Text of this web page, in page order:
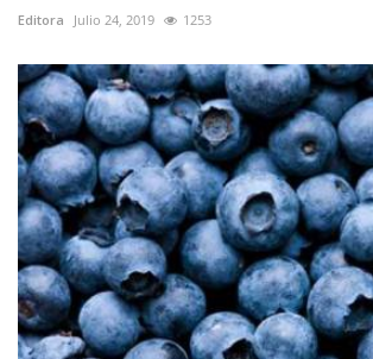
Editora Julio 24, 2019 1253